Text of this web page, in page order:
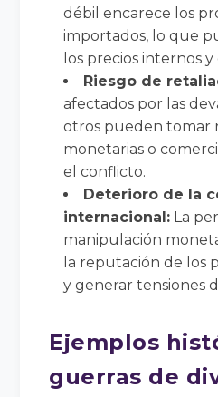
débil encarece los
importados, lo que
los precios internos
Riesgo de
afectados por las
otros pueden tomar
monetarias o
el conflicto.
Deterioro de la
internacional: La
manipulación
la reputación de los
y generar tensiones
Ejemplos
guerras de